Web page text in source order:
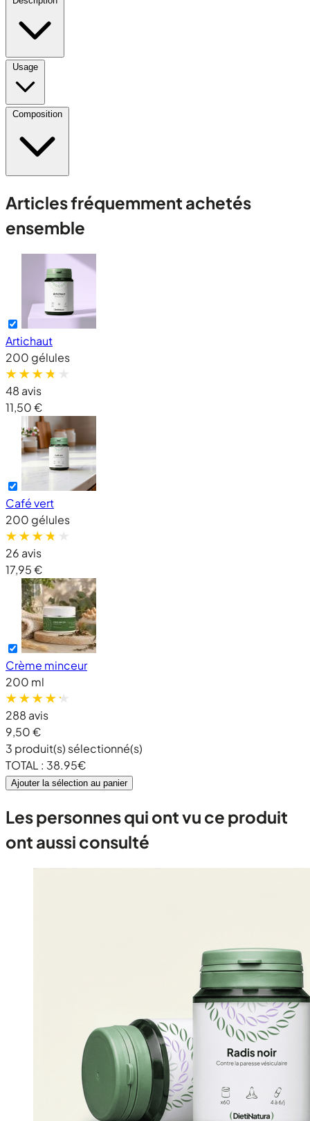
Usage
Composition
Articles fréquemment achetés
ensemble
Artichaut
200 gélules
48 avis
11,50 €
Café vert
200 gélules
26 avis
17,95 €
Crème minceur
200 ml
288 avis
9,50 €
3 produit(s) sélectionné(s)
TOTAL : 38.95€
Ajouter la sélection au panier
Les personnes qui ont vu ce produit
ont aussi consulté